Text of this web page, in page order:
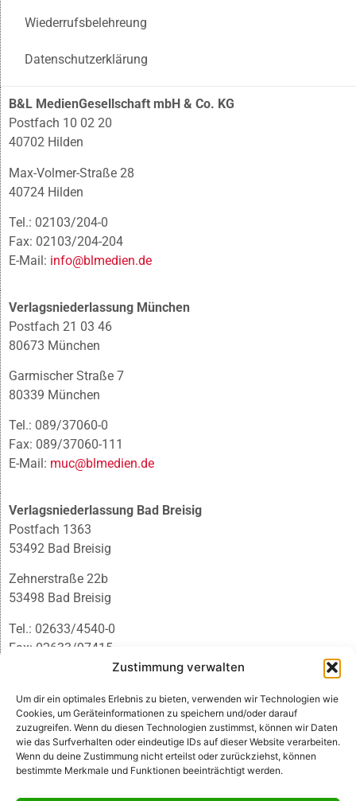
Zustimmung verwalten
Um dir ein optimales Erlebnis zu bieten, verwenden wir Technologien wie
Cookies, um Geräteinformationen zu speichern und/oder darauf
zuzugreifen. Wenn du diesen Technologien zustimmst, können wir Daten
wie das Surfverhalten oder eindeutige IDs auf dieser Website verarbeiten.
Wenn du deine Zustimmung nicht erteilst oder zurückziehst, können
bestimmte Merkmale und Funktionen beeinträchtigt werden.
Wiederrufsbelehreung
Datenschutzerklärung
B&L MedienGesellschaft mbH & Co. KG
Postfach 10 02 20
40702 Hilden
Max-Volmer-Straße 28
40724 Hilden
Tel.: 02103/204-0
Fax: 02103/204-204
E-Mail: info@blmedien.de
Verlagsniederlassung München
Postfach 21 03 46
80673 München
Garmischer Straße 7
80339 München
Tel.: 089/37060-0
Fax: 089/37060-111
E-Mail: muc@blmedien.de
Verlagsniederlassung Bad Breisig
Postfach 1363
53492 Bad Breisig
Zehnerstraße 22b
53498 Bad Breisig
Tel.: 02633/4540-0
Fax: 02633/97415
infobb@blmedien.de